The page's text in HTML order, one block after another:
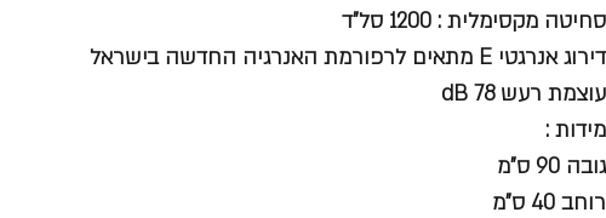
סחיטה מקסימלית : 1200 סל"ד
דירוג אנרגטי E מתאים לרפורמת האנרגיה החדשה בישראל
עוצמת רעש 78 dB
מידות :
גובה 90 ס"מ
רוחב 40 ס"מ